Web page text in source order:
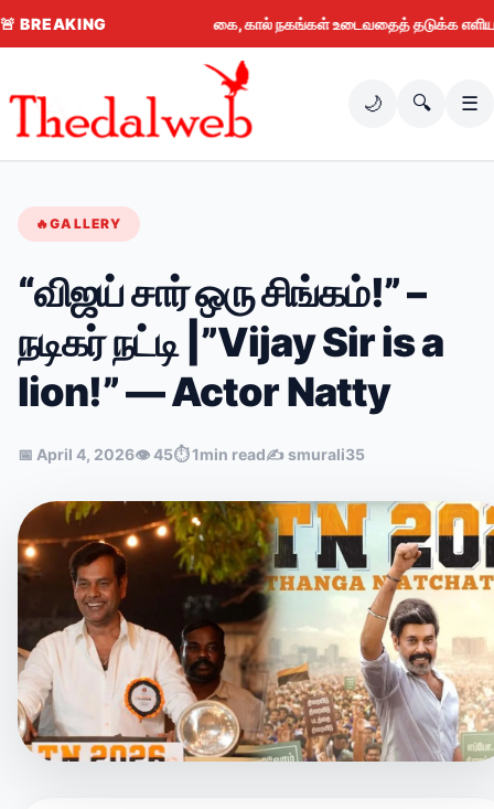
🚨BREAKING கை, கால் நகங்கள் உடைவதைத் தடுக்க எளிய
🌙 🔍 ☰
🔥GALLERY
“விஜய் சார் ஒரு சிங்கம்!” –
நடிகர் நட்டி |”Vijay Sir is a
lion!” — Actor Natty
📅 April 4, 2026👁45⏱1min read✍️ smurali35